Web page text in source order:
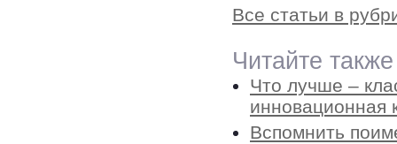
Все статьи в
Читайте
Что лучше –
инновационная
Вспомнить